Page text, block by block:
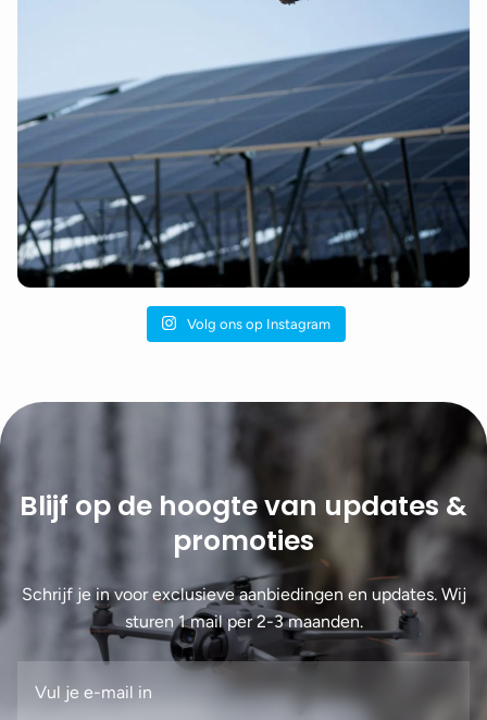
Volg ons op Instagram
Blijf op de hoogte van updates &
promoties
Schrijf je in voor exclusieve aanbiedingen en updates. Wij
sturen 1 mail per 2-3 maanden.